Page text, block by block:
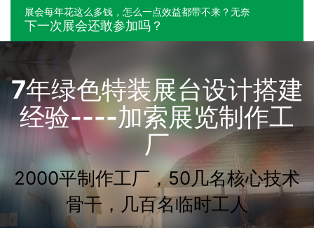
展会每年花这么多钱，怎么一点效益都带不来？无奈
下一次展会还敢参加吗？
7年绿色特装展台设计搭建
经验----加索展览制作工
厂
2000平制作工厂，50几名核心技术
骨干，几百名临时工人